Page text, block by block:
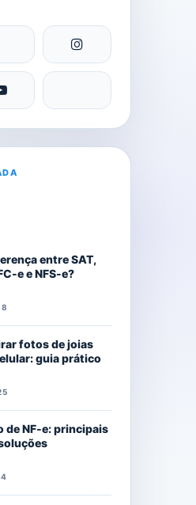
entre SAT,
e e NFS-e?
fotos de joias
guia prático
de NF-e: principais